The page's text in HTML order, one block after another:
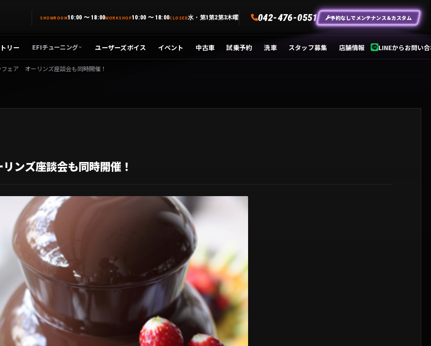
SHOWROOM10:00 〜 18:00WORKSHOP10:00 〜 18:00CLOSED水・第1第2第3木曜 042-476-0551 予約なしでメンテナンス＆カスタム
リー EFIチューニング ユーザーズボイス イベント 中古車 試乗予約 洗車 スタッフ募集 店舗情報 LINEからお問い
フェア オーリンズ座談会も同時開催！
ンズ座談会も同時開催！